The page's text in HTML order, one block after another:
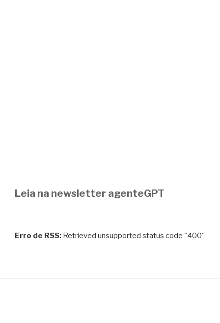
Leia na newsletter agenteGPT
Erro de RSS: Retrieved unsupported status code "400"